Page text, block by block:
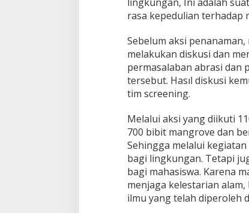
rasa kepedulian terhadap
Sebelum aksi
melakukan diskusi dan
permasalaban abrasi dan
tersebut. Hasıl diskusi
tim screening.
Melalui aksi yang diikuti
700 bibit mangrove dan
Sehingga melalui
bagi lingkungan. Tetapi
bagi mahasiswa. Karena
menjaga kelestarian
ilmu yang telah diperoleh
Jagatara
Mengawal
Sudaryono
Gizi Nasional
In Berita, Politik |